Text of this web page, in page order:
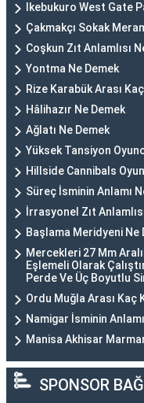
Ikebukuro West Gate
Çakmakçı Sokak
Coşkun Zıt Anlamlısı
Yontma Ne Demek
Rize Karabük Arası
Hâlihazır Ne Demek
Ağlatı Ne Demek
Yüksek Tansiyon
Hillside Cannibals
Süreç İsminin Anlamı
İrrasyonel Zıt
Başlama Meridyeni Ne
Mercekleri 27 Mm
Eşlemeli Olarak
Perde Ve Üç Boyutlu
Ordu Muğla Arası Kaç
Namigar İsminin
Manisa Akhisar
SPONSOR